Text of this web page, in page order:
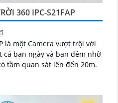
360 IPC-S21FAP
là một Camera vượt trội với
ban ngày và ban đêm nhờ
tầm quan sát lên đến 20m.